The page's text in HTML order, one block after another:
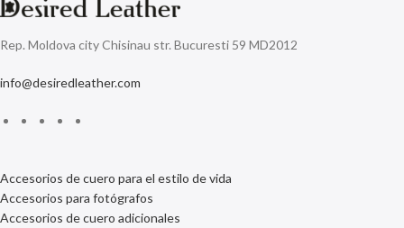
Rep. Moldova city Chisinau str. Bucuresti 59 MD2012
info@desiredleather.com
Accesorios de cuero para el estilo de vida
Accesorios para fotógrafos
Accesorios de cuero adicionales